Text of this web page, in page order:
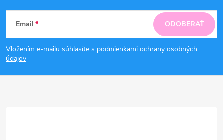
Z
á
p
Email
Vložením e-mailu súhlasíte s podmienkami ochrany osobných
údajov
ODOBERAŤ